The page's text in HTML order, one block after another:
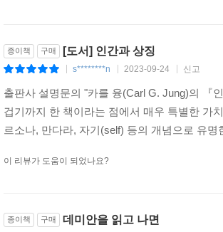
종이책 구매 [도서] 인간과 상징
s********n 2023-09-24 신고
출판사 설명문의 "카를 융(Carl G. Jung)의 『
겁기까지 한 책이라는 점에서 매우 특별한 가
르소나, 만다라, 자기(self) 등의 개념으로 유
이 리뷰가 도움이 되었나요?
종이책 구매 데미안을 읽고 나면